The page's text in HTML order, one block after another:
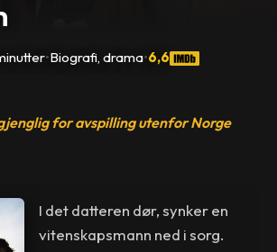
•Biografi, drama•6,6
for avspilling utenfor Norge
I det datteren dør, synker en
vitenskapsmann ned i sorg.